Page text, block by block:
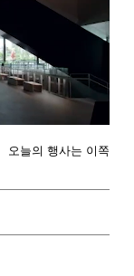
오늘의 행사는 이쪽